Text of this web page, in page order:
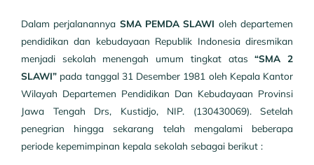
Dalam perjalanannya SMA PEMDA SLAWI oleh departemen
pendidikan dan kebudayaan Republik Indonesia diresmikan
menjadi sekolah menengah umum tingkat atas“SMA 2
SLAWI” pada tanggal 31 Desember 1981 oleh Kepala Kantor
Wilayah Departemen Pendidikan Dan Kebudayaan Provinsi
Jawa Tengah Drs, Kustidjo, NIP. (130430069). Setelah
penegrian hingga sekarang telah mengalami beberapa
periode kepemimpinan kepala sekolah sebagai berikut :